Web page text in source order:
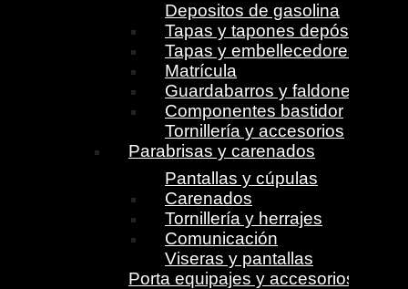
Depositos de gasolina
Tapas y tapones depósito
Tapas y embellecedores
Matrícula
Guardabarros y faldones
Componentes bastidor
Tornillería y accesorios
Parabrisas y carenados
Pantallas y cúpulas
Carenados
Tornillería y herrajes
Comunicación
Viseras y pantallas
Porta equipajes y accesorios